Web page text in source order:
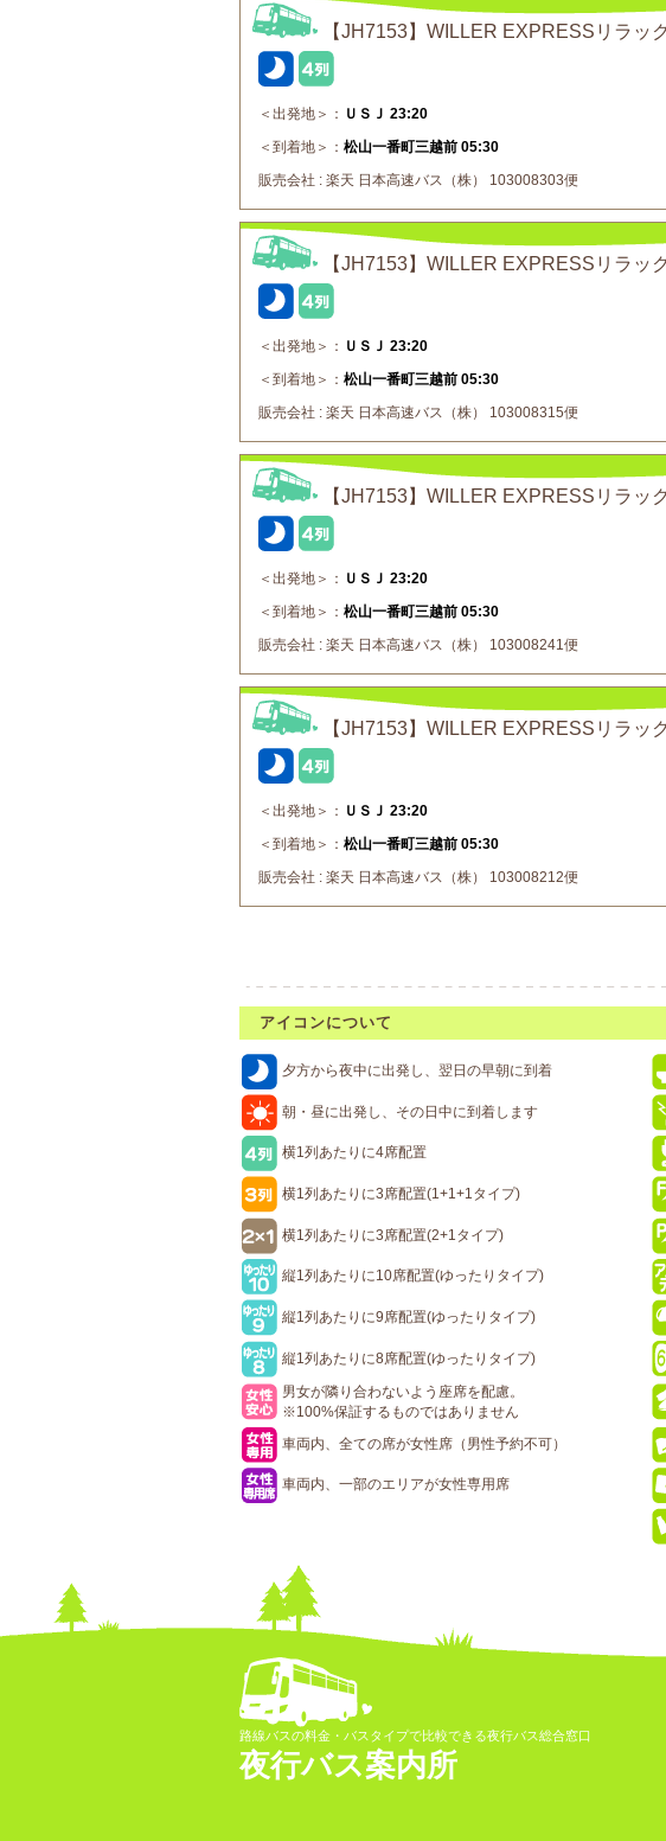
【JH7153】WILLER EXPRESSリラッ
＜出発地＞： ＵＳＪ 23:20
＜到着地＞： 松山一番町三越前 05:30
販売会社 : 楽天 日本高速バス（株） 103008303便
【JH7153】WILLER EXPRESSリラ
＜出発地＞： ＵＳＪ 23:20
＜到着地＞： 松山一番町三越前 05:30
販売会社 : 楽天 日本高速バス（株） 103008315便
【JH7153】WILLER EXPRESSリラッ
＜出発地＞： ＵＳＪ 23:20
＜到着地＞： 松山一番町三越前 05:30
販売会社 : 楽天 日本高速バス（株） 103008241便
【JH7153】WILLER EXPRESSリラッ
＜出発地＞： ＵＳＪ 23:20
＜到着地＞： 松山一番町三越前 05:30
販売会社 : 楽天 日本高速バス（株） 103008212便
アイコンについて
夕方から夜中に出発し、翌日の早朝に到着
朝・昼に出発し、その日中に到着します
横1列あたりに4席配置
横1列あたりに3席配置(1+1+1タイプ)
横1列あたりに3席配置(2+1タイプ)
縦1列あたりに10席配置(ゆったりタイプ)
縦1列あたりに9席配置(ゆったりタイプ)
縦1列あたりに8席配置(ゆったりタイプ)
男女が隣り合わないよう座席を配慮。
※100%保証するものではありません
車両内、全ての席が女性席（男性予約不可）
車両内、一部のエリアが女性専用席
路線バスの料金・バスタイプで比較できる夜行バス総合窓口
夜行バス案内所